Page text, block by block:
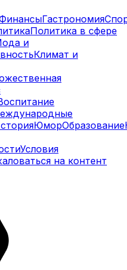
Гастрономия
Политика в сфере
и
Климат и
ЮморОбразование
Условия
на контент